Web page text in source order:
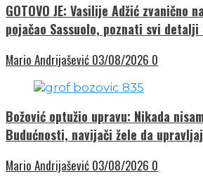
GOTOVO JE: Vasilije Adžić zvanično
pojačao Sassuolo, poznati svi
Mario Andrijašević 03/08/2026 0
Božović optužio upravu: Nikada
Budućnosti, navijači žele da
Mario Andrijašević 03/08/2026 0